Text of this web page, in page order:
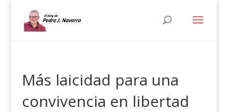
Más laicidad para una
convivencia en libertad